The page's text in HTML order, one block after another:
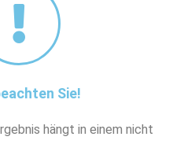
Sie!
hängt in einem nicht